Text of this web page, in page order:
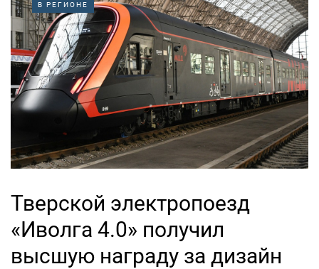
В РЕГИОНЕ
Тверской электропоезд
«Иволга 4.0» получил
высшую награду за дизайн